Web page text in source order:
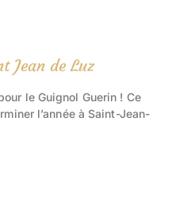
Jean de Luz
le Guignol Guerin ! Ce
l’année à Saint-Jean-